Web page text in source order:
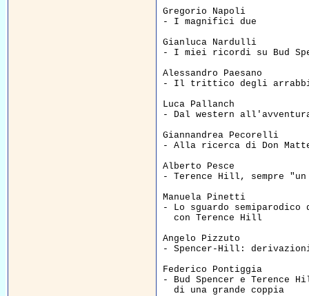
Gregorio Napoli
- I magnifici due
Gianluca Nardulli
- I miei ricordi su Bud
Alessandro Paesano
- Il trittico degli
Luca Pallanch
- Dal western
Giannandrea Pecorelli
- Alla ricerca di Don
Alberto Pesce
- Terence Hill, sempre
Manuela Pinetti
- Lo sguardo
con Terence Hill
Angelo Pizzuto
- Spencer-Hill:
Federico Pontiggia
- Bud Spencer e Terence
di una grande coppia